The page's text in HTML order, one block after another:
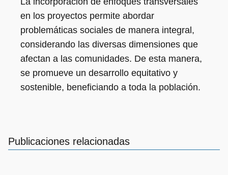
en los proyectos permite abordar
problemáticas sociales de manera integral,
considerando las diversas dimensiones que
afectan a las comunidades. De esta manera,
se promueve un desarrollo equitativo y
sostenible, beneficiando a toda la población.
Publicaciones relacionadas